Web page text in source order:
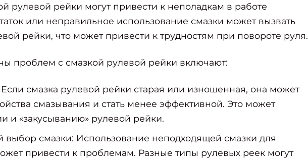
рулевой рейки могут привести к неполадкам в работе
или неправильное использование смазки может вызвать
рейки, что может привести к трудностям при повороте руля.
проблем с смазкой рулевой рейки включают:
смазка рулевой рейки старая или изношенная, она может
смазывания и стать менее эффективной. Это может
и «закусыванию» рулевой рейки.
выбор смазки: Использование неподходящей смазки для
привести к проблемам. Разные типы рулевых реек могут